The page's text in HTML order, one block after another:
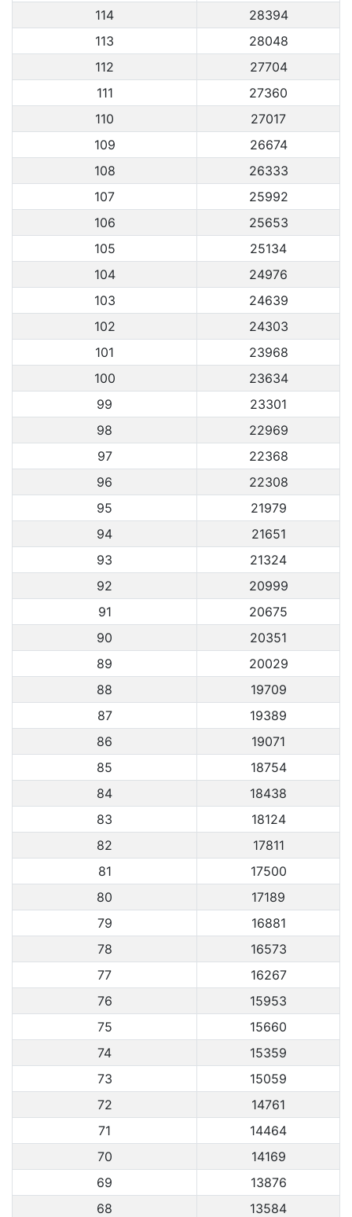
114
28394
113
28048
112
27704
111
27360
110
27017
109
26674
108
26333
107
25992
106
25653
105
25134
104
24976
103
24639
102
24303
101
23968
100
23634
99
23301
98
22969
97
22368
96
22308
95
21979
94
21651
93
21324
92
20999
91
20675
90
20351
89
20029
88
19709
87
19389
86
19071
85
18754
84
18438
83
18124
82
17811
81
17500
80
17189
79
16881
78
16573
77
16267
76
15953
75
15660
74
15359
73
15059
72
14761
71
14464
70
14169
69
13876
68
13584